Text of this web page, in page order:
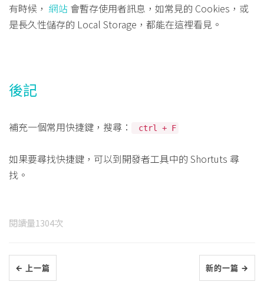
有時候， 網站 會暫存使用者訊息，如常見的 Cookies，或
是長久性儲存的 Local Storage，都能在這裡看見。
後記
補充一個常用快捷鍵，搜尋： ctrl + F
如果要尋找快捷鍵，可以到開發者工具中的 Shortuts 尋
找。
閱讀量1304次
← 上一篇 新的一篇 →